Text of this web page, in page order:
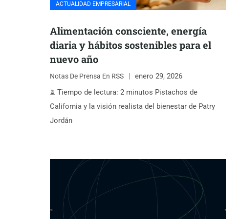
ACTUALIDAD EMPRESARIAL
Alimentación consciente, energía
diaria y hábitos sostenibles para el
nuevo año
Notas De Prensa En RSS
enero 29, 2026
⏳ Tiempo de lectura: 2 minutos Pistachos de
California y la visión realista del bienestar de Patry
Jordán